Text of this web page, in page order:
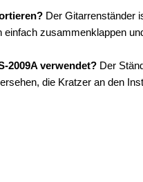
Der Gitarrenständer
zusammenklappen
2009A verwendet? Der
die Kratzer an den